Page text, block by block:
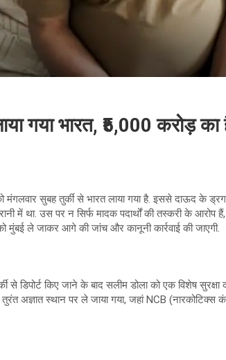
गया भारत, ₹5,000 करोड़ का
मंगलवार सुबह तुर्की से भारत लाया गया है. इससे दाऊद के
में था. उस पर न सिर्फ मादक पदार्थों की तस्करी के आरोप
ले जाकर आगे की जांच और कानूनी कार्रवाई की जाएगी.
से डिपोर्ट किए जाने के बाद सलीम डोला को एक विशेष
अज्ञात स्थान पर ले जाया गया, जहां NCB (नारकोटिक्स